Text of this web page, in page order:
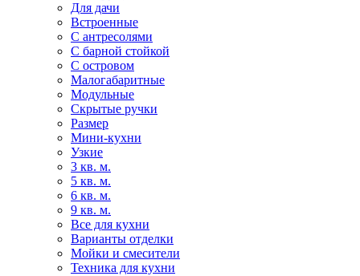
Для дачи
Встроенные
С антресолями
С барной стойкой
С островом
Малогабаритные
Модульные
Скрытые ручки
Размер
Мини-кухни
Узкие
3 кв. м.
5 кв. м.
6 кв. м.
9 кв. м.
Все для кухни
Варианты отделки
Мойки и смесители
Техника для кухни